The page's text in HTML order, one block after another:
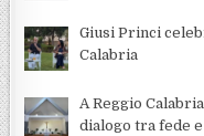
Giusi Princi
Calabria
A Reggio
dialogo tra fede